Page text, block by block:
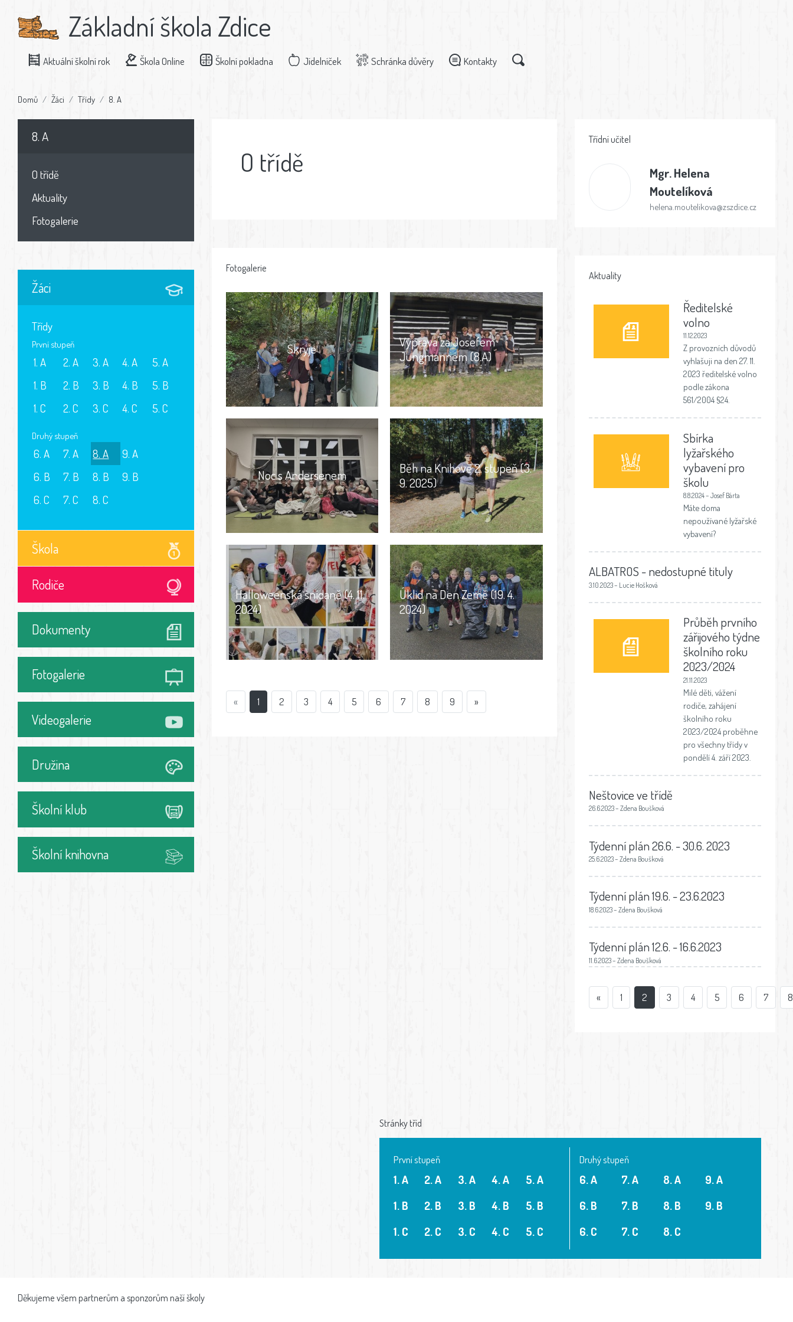
Základní škola Zdice
Aktuální školní rok Škola Online Školní pokladna Jídelníček Schránka důvěry Kontakty
Domů Žáci Třídy 8. A
8. A
O třídě
Aktuality
Fotogalerie
Žáci
Třídy
První stupeň
1. A
1. B
1. C
2. A
2. B
2. C
3. A
3. B
3. C
4. A
4. B
4. C
5. A
5. B
5. C
Druhý stupeň
6. A
6. B
6. C
7. A
7. B
7. C
8. A
8. B
8. C
9. A
9. B
Škola
Rodiče
Dokumenty
Fotogalerie
Videogalerie
Družina
Školní klub
Školní knihovna
O třídě
Fotogalerie
Skryje
Výprava za Josefem
Jungmannem (8.A)
Noc s Andersenem
Běh na Knihově 2. stupeň (3.
9. 2025)
Halloweenská snídaně (4. 11.
2024)
Úklid na Den Země (19. 4.
2024)
« 1 2 3 4 5 6 7 8 9 »
Třídní učitel
Mgr.Helena
Moutelíková
helena.moutelikova@zszdice.cz
Aktuality
Ředitelské
volno
11.12.2023
Z provozních důvodů
vyhlašuji na den 27. 11.
2023 ředitelské volno
podle zákona
561/2004 §24.
Sbírka
lyžařského
vybavení pro
školu
8.8.2024 – Josef Bárta
Máte doma
nepoužívané lyžařské
vybavení?
ALBATROS - nedostupné tituly
3.10.2023 – Lucie Hošková
Průběh prvního
zářijového týdne
školního roku
2023/2024
21.11.2023
Milé děti, vážení
rodiče, zahájení
školního roku
2023/2024 proběhne
pro všechny třídy v
pondělí 4. září 2023.
Neštovice ve třídě
26.6.2023 – Zdena Boušková
Týdenní plán 26.6. - 30.6. 2023
25.6.2023 – Zdena Boušková
Týdenní plán 19.6. - 23.6.2023
18.6.2023 – Zdena Boušková
Týdenní plán 12.6. - 16.6.2023
11.6.2023 – Zdena Boušková
« 1 2 3 4 5 6 7 8
Stránky tříd
První stupeň
1. A
1. B
1. C
2. A
2. B
2. C
3. A
3. B
3. C
4. A
4. B
4. C
5. A
5. B
5. C
Druhý stupeň
6. A
6. B
6. C
7. A
7. B
7. C
8. A
8. B
8. C
9. A
9. B
Děkujeme všem partnerům a sponzorům naší školy